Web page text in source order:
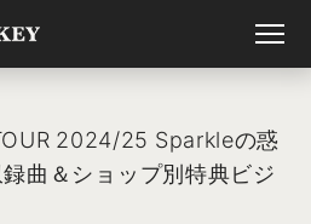
2024/25 Sparkleの惑
曲＆ショップ別特典ビジ